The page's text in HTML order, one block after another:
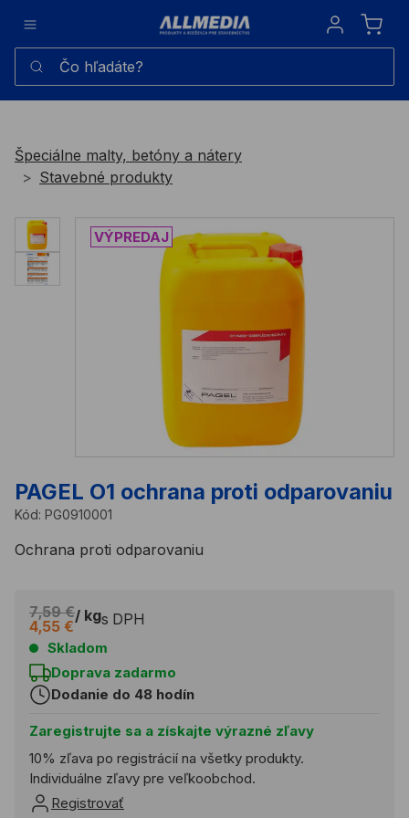
Sign in
Čo hľadáte?
Špeciálne malty, betóny a nátery
Stavebné produkty
PAGEL O1 ochrana proti odparovaniu
Kód: PG0910001
Ochrana proti odparovaniu
7,59 €
4,55 €
/ kgs DPH
Skladom
Doprava zadarmo
Dodanie do 48 hodín
Zaregistrujte sa a získajte výrazné zľavy
10% zľava po registrácií na všetky produkty.
Individuálne zľavy pre veľkoobchod.
Registrovať